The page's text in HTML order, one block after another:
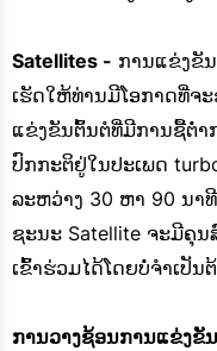
Satellites - ການແຂ່ງຂັ
ເຮັດໃຫ້ທ່ານມີໂອກາດທີ່ຈ
ແຂ່ງຂັນຕົ້ນຕໍທີ່ມີການຊື້ຕ່ໍາ
ປົກກະຕິຢູ່ໃນປະເພດ
ລະຫວ່າງ 30 ຫາ 90 ນາ
ຊະນະ Satellite ຈະມີຄຸ
ເຂົ້າຮ່ວມໄດ້ໂດຍບໍ່ຈໍາເປັ
ການວາງຊ້ອນການແຂ່ງຂັ